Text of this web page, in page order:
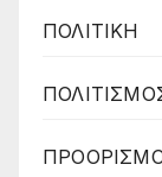
ΠΟΛΙΤΙΚΗ